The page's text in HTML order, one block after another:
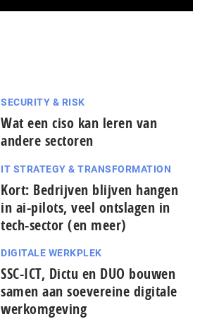
SECURITY & RISK
Wat een ciso kan leren van
andere sectoren
IT STRATEGY & TRANSFORMATION
Kort: Bedrijven blijven hangen
in ai-pilots, veel ontslagen in
tech-sector (en meer)
DIGITALE WERKPLEK
SSC-ICT, Dictu en DUO bouwen
samen aan soevereine digitale
werkomgeving